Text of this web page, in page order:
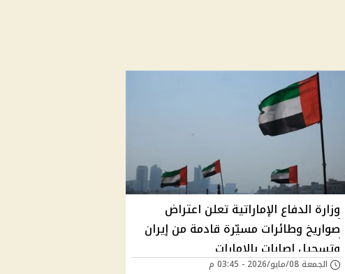
وزارة الدفاع الإماراتية تعلن اعتراض
صواريخ وطائرات مسيّرة قادمة من إيران
وتسجيل إصابات بالإمارات
الجمعة 08/مايو/2026 - 03:45 م